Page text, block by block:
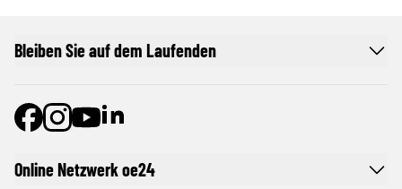
Online Netzwerk oe24
Bleiben Sie auf dem Laufenden